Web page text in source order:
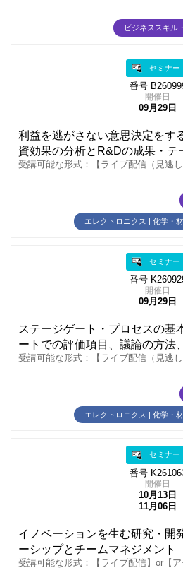
ビジネススキル
セミナー
番号
開催日
09月29日
利益を逃がさない意思決定をす
資効果の分析とR&Dの成果・テ
受講可能な形式：【ライブ配信（見逃
エレクトロニクス | 化学・
セミナー
番号
開催日
09月29日
ステージゲート・プロセスの基
ートでの評価項目、議論の方法
受講可能な形式：【ライブ配信（見逃
エレクトロニクス | 化学・
セミナー
番号
開催日
10月13日
11月06日
イノベーションを生む研究・開
ーシップとチームマネジメント
受講可能な形式：【ライブ配信】or【